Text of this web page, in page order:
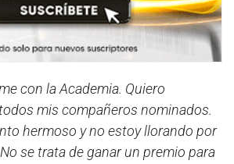
con la Academia. Quiero
mis compañeros nominados.
hermoso y no estoy llorando por
se trata de ganar un premio para